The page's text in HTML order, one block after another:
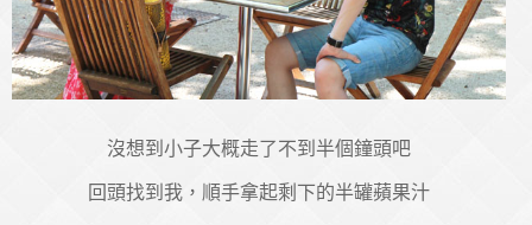
沒想到小子大概走了不到半個鐘頭吧
回頭找到我，順手拿起剩下的半罐蘋果汁